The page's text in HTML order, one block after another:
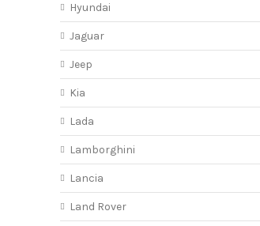
Hyundai
Jaguar
Jeep
Kia
Lada
Lamborghini
Lancia
Land Rover